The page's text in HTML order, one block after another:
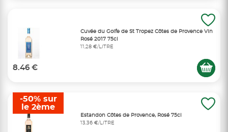
Cuvée du Golfe de St Tropez Côtes de Provence Vin
Rosé 2017 75cl
11,28 €/LITRE
8.46 €
Estandon Côtes de Provence, Rosé 75cl
13,36 €/LITRE
-50% sur
le 2ème